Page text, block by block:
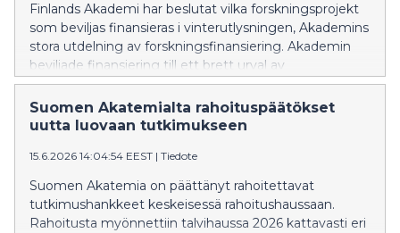
Finlands Akademi har beslutat vilka forskningsprojekt
som beviljas finansieras i vinterutlysningen, Akademins
stora utdelning av forskningsfinansiering. Akademin
beviljade finansiering till ett brett urval av
forskningsämnen. Totalt finansieras 145 nya
akademiforskare och 277 akademiprojekt (inklusive
delprojekt). De finansierade projekten representerar
vetenskapsgrenar och producerar mångsidig ny
kompetens som genererar samhällsnytta.
Suomen Akatemialta rahoituspäätökset
uutta luovaan tutkimukseen
15.6.2026 14:04:54 EEST | Tiedote
Suomen Akatemia on päättänyt rahoitettavat
tutkimushankkeet keskeisessä rahoitushaussaan.
Rahoitusta myönnettiin talvihaussa 2026 kattavasti eri